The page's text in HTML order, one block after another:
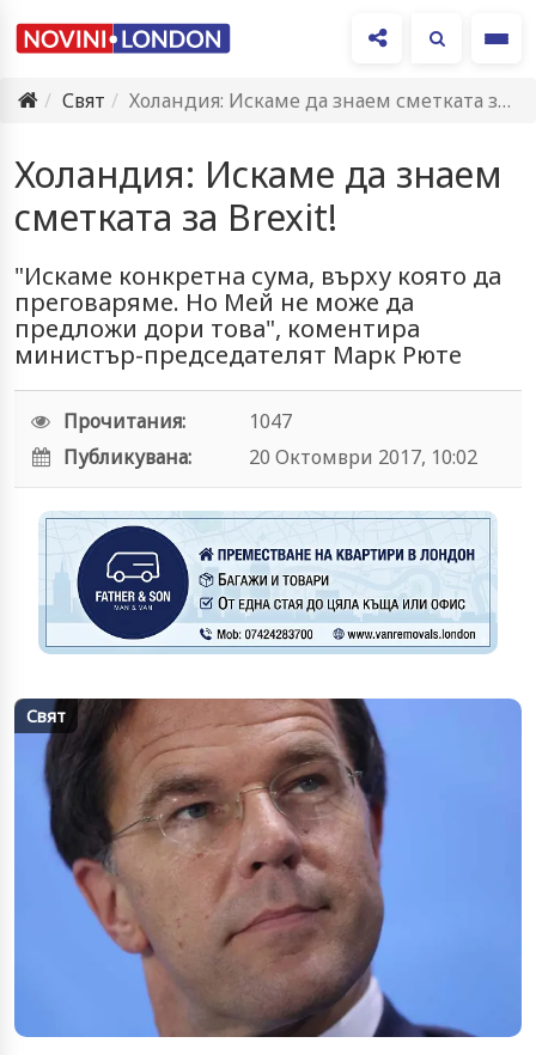
Свят
Холандия: Искаме да знаем сметката за Brexit!
Холандия: Искаме да знаем
сметката за Brexit!
"Искаме конкретна сума, върху която да
преговаряме. Но Мей не може да
предложи дори това", коментира
министър-председателят Марк Рюте
Прочитания:
1047
Публикувана:
20 Октомври 2017, 10:02
Свят